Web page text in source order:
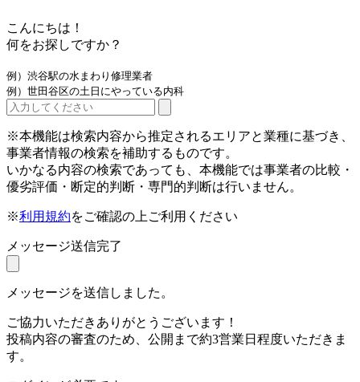
こんにちは！
何をお探しですか？
例）渋谷駅の水まわり修理業者
例）世田谷区の土日にやっている内科
※本機能は検索内容から推定されるエリアと業種に基づき、
事業者情報の検索を補助するものです。
いかなる内容の検索であっても、本機能では事業者の比較・
優劣評価・断定的判断・専門的判断は行いません。
※利用規約をご確認の上ご利用ください
メッセージ送信完了
メッセージを送信しました。
ご協力いただきありがとうございます！
投稿内容の審査のため、公開まで約3営業日程度いただきま
す。